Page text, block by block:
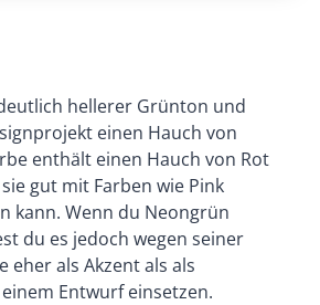
hellerer Grünton und
einen Hauch von
enthält einen Hauch von Rot
gut mit Farben wie Pink
kann. Wenn du Neongrün
du es jedoch wegen seiner
eher als Akzent als als
Entwurf einsetzen.